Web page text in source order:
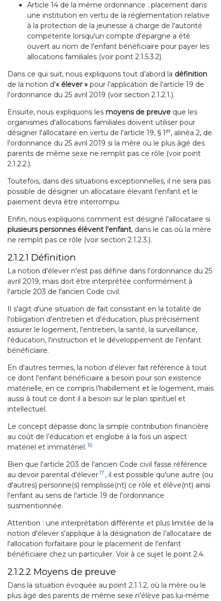
Article 14 de la même ordonnance : placement dans
une institution en vertu de la réglementation relative
à la protection de la jeunesse à charge de l'autorité
compétente lorsqu'un compte d'épargne a été
ouvert au nom de l'enfant bénéficiaire pour payer les
allocations familiales (voir point 2.1.5.3.2).
Dans ce qui suit, nous expliquons tout d’abord la définition
de la notion d'« élever » pour l’application de l'article 19 de
l'ordonnance du 25 avril 2019 (voir section 2.1.2.1.).
Ensuite, nous expliquons les moyens de preuve que les
organismes d'allocations familiales doivent utiliser pour
désigner l'allocataire en vertu de l'article 19, § 1 er, alinéa 2, de
l'ordonnance du 25 avril 2019 si la mère ou le plus âgé des
parents de même sexe ne remplit pas ce rôle (voir point
2.1.2.2.).
Toutefois, dans des situations exceptionnelles, il ne sera pas
possible de désigner un allocataire élevant l'enfant et le
paiement devra être interrompu.
Enfin, nous expliquons comment est désigné l'allocataire si
plusieurs personnes élèvent l'enfant, dans le cas où la mère
ne remplit pas ce rôle (voir section 2.1.2.3.).
2.1.2.1 Définition
La notion d'élever n'est pas définie dans l'ordonnance du 25
avril 2019, mais doit être interprétée conformément à
l'article 203 de l'ancien Code civil.
Il s'agit d'une situation de fait consistant en la totalité de
l'obligation d'entretien et d'éducation, plus précisément
assurer le logement, l'entretien, la santé, la surveillance,
l'éducation, l'instruction et le développement de l'enfant
bénéficiaire.
En d'autres termes, la notion d'élever fait référence à tout
ce dont l'enfant bénéficiaire a besoin pour son existence
matérielle, en ce compris l’habillement et le logement, mais
aussi à tout ce dont il a besoin sur le plan spirituel et
intellectuel.
Le concept dépasse donc la simple contribution financière
au coût de l’éducation et englobe à la fois un aspect
matériel et immatériel. 16
Bien que l'article 203 de l'ancien Code civil fasse référence
au devoir parental d'élever17 , il est possible qu'une autre (ou
d'autres) personne(s) remplisse(nt) ce rôle et élève(nt) ainsi
l'enfant au sens de l'article 19 de l'ordonnance
susmentionnée.
Attention : une interprétation différente et plus limitée de la
notion d'élever s'applique à la désignation de l’allocataire de
l'allocation forfaitaire pour le placement de l'enfant
bénéficiaire chez un particulier. Voir à ce sujet le point 2.4.
2.1.2.2 Moyens de preuve
Dans la situation évoquée au point 2.1.1.2, où la mère ou le
plus âgé des parents de même sexe n'élève pas lui-même